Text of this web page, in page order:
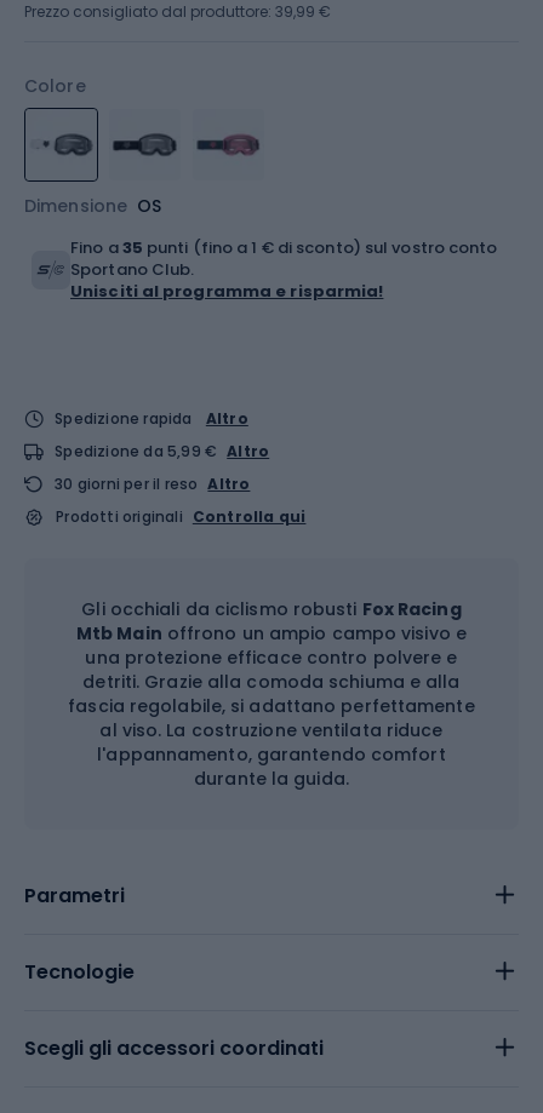
Colore
Dimensione OS
Prezzo consigliato dal produttore: 39,99 €
Fino a35 punti (fino a 1 € di sconto) sul vostro conto
Sportano Club.
Unisciti al programma e risparmia!
Spedizione rapida
Altro
Spedizione da 5,99 € Altro
30 giorni per il reso Altro
Prodotti originali Controlla qui
Gli occhiali da ciclismo robusti Fox Racing
Mtb Main offrono un ampio campo visivo e
una protezione efficace contro polvere e
detriti. Grazie alla comoda schiuma e alla
fascia regolabile, si adattano perfettamente
al viso. La costruzione ventilata riduce
l'appannamento, garantendo comfort
durante la guida.
Parametri
Tecnologie
Scegli gli accessori coordinati